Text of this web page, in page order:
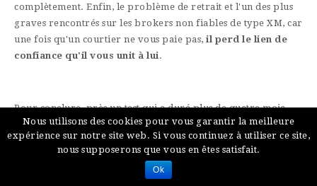
complètement. Enfin, le problème de retrait et l'un des plus
graves rencontrés sur les brokers non fiables de type XM, car
une fois qu'un courtier ne vous paie pas, il perd le lien de
confiance qu'il vous unit à lui.
Pour conclure, près un test qui a duré plus de quatre mois,
nous somme arrivés au résultat derefus du courtier XMet
ainsi, nous déconseillons son utilisation, surtout aux traders
débutants. Nous conseillons par ailleurs de vous fier à un
broker reconnu de qualité et fiable comme Alvexo.
Nous utilisons des cookies pour vous garantir la meilleure
expérience sur notre site web. Si vous continuez à utiliser ce site,
nous supposerons que vous en êtes satisfait.
Ok